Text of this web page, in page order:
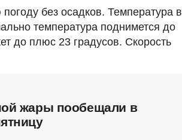
без осадков. Температура в
температура поднимется до
до плюс 23 градусов. Скорость
жары пообещали в